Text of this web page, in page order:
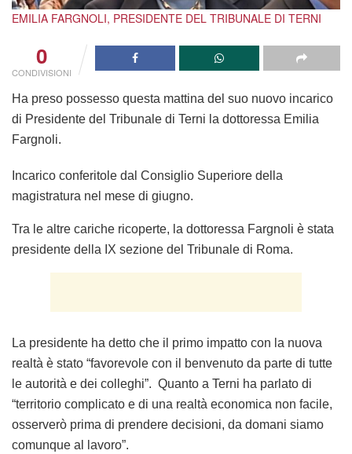
EMILIA FARGNOLI, PRESIDENTE DEL TRIBUNALE DI TERNI
0
CONDIVISIONI
Ha preso possesso questa mattina del suo nuovo incarico
di Presidente del Tribunale di Terni la dottoressa Emilia
Fargnoli.
Incarico conferitole dal Consiglio Superiore della
magistratura nel mese di giugno.
Tra le altre cariche ricoperte, la dottoressa Fargnoli è stata
presidente della IX sezione del Tribunale di Roma.
La presidente ha detto che il primo impatto con la nuova
realtà è stato “favorevole con il benvenuto da parte di tutte
le autorità e dei colleghi”. Quanto a Terni ha parlato di
“territorio complicato e di una realtà economica non facile,
osserverò prima di prendere decisioni, da domani siamo
comunque al lavoro”.